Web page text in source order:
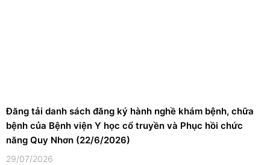
Đăng tải danh sách đăng ký hành nghề khám bệnh, chữa
bệnh của Bệnh viện Y học cổ truyền và Phục hồi chức
năng Quy Nhơn (22/6/2026)
29/07/2026